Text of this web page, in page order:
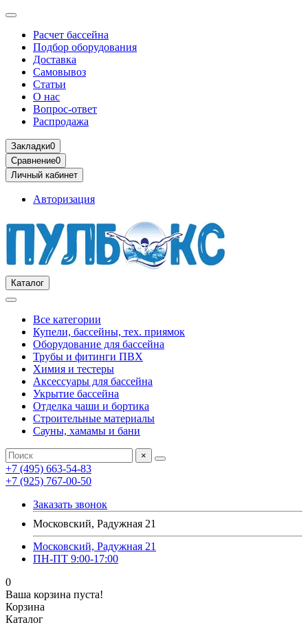
Расчет бассейна
Подбор оборудования
Доставка
Самовывоз
Статьи
О нас
Вопрос-ответ
Распродажа
Закладки0
Сравнение0
Личный кабинет
Авторизация
Каталог
Все категории
Купели, бассейны, тех. приямок
Оборудование для бассейна
Трубы и фитинги ПВХ
Химия и тестеры
Аксессуары для бассейна
Укрытие бассейна
Отделка чаши и бортика
Строительные материалы
Сауны, хамамы и бани
×
+7 (495) 663-54-83
+7 (925) 767-00-50
Заказать звонок
Московский, Радужная 21
Московский, Радужная 21
ПН-ПТ 9:00-17:00
0
Ваша корзина пуста!
Корзина
Каталог